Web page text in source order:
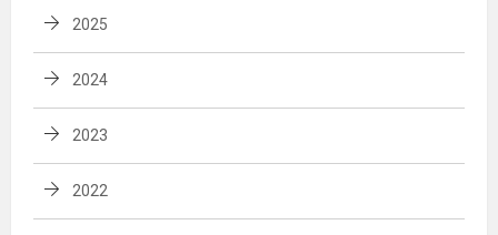
2025
2024
2023
2022